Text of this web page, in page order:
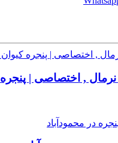
نرمال , اختصاصی |